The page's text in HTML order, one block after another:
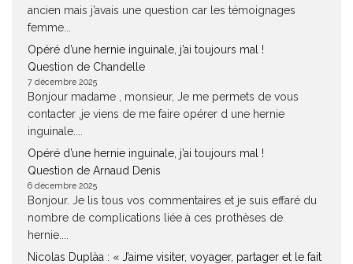
ancien mais j’avais une question car les témoignages
femme...
Opéré d’une hernie inguinale, j’ai toujours mal !
Question de Chandelle
7 décembre 2025
Bonjour madame , monsieur, Je me permets de vous
contacter ,je viens de me faire opérer d une hernie
inguinale....
Opéré d’une hernie inguinale, j’ai toujours mal !
Question de Arnaud Denis
6 décembre 2025
Bonjour. Je lis tous vos commentaires et je suis effaré du
nombre de complications liée à ces prothèses de
hernie....
Nicolas Duplàa : « J’aime visiter, voyager, partager et le fait